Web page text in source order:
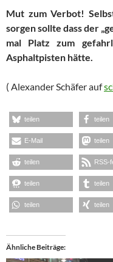
Mut zum Verbot!
sorgen sollte dass der
mal Platz zum
Asphaltpisten hätte.
( Alexander Schäfer auf
teilen teilen
E-Mail teilen
teilen RSS-
teilen teilen
teilen teilen
Ähnliche Beiträge